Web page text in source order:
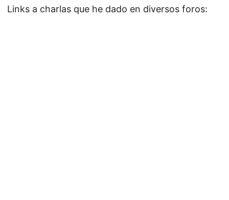
Links a charlas que he dado en diversos foros: